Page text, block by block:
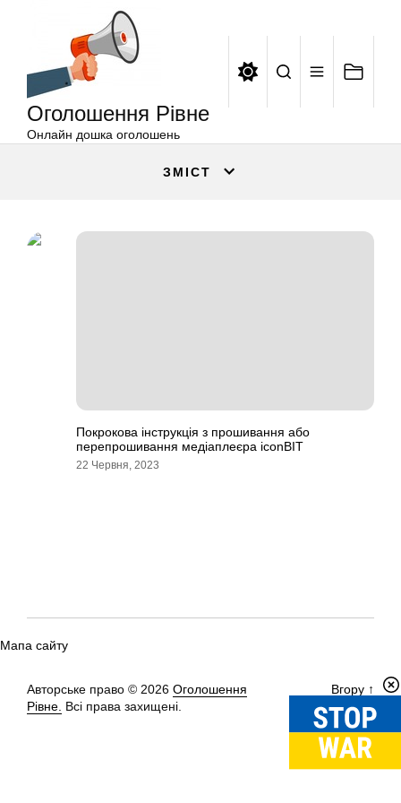
Оголошення Рівне
Онлайн дошка оголошень
ЗМІСТ
Покрокова інструкція з прошивання або
перепрошивання медіаплеєра iconBIT
22 Червня, 2023
Мапа сайту
Авторське право © 2026 Оголошення
Рівне. Всі права захищені.
Вгору ↑